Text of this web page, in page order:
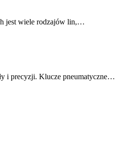
jest wiele rodzajów lin,…
i precyzji. Klucze pneumatyczne…